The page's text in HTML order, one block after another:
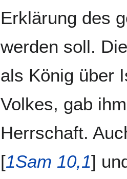
Erklärung des
werden soll.
als König über
Volkes, gab
Herrschaft.
[1Sam 10,1]